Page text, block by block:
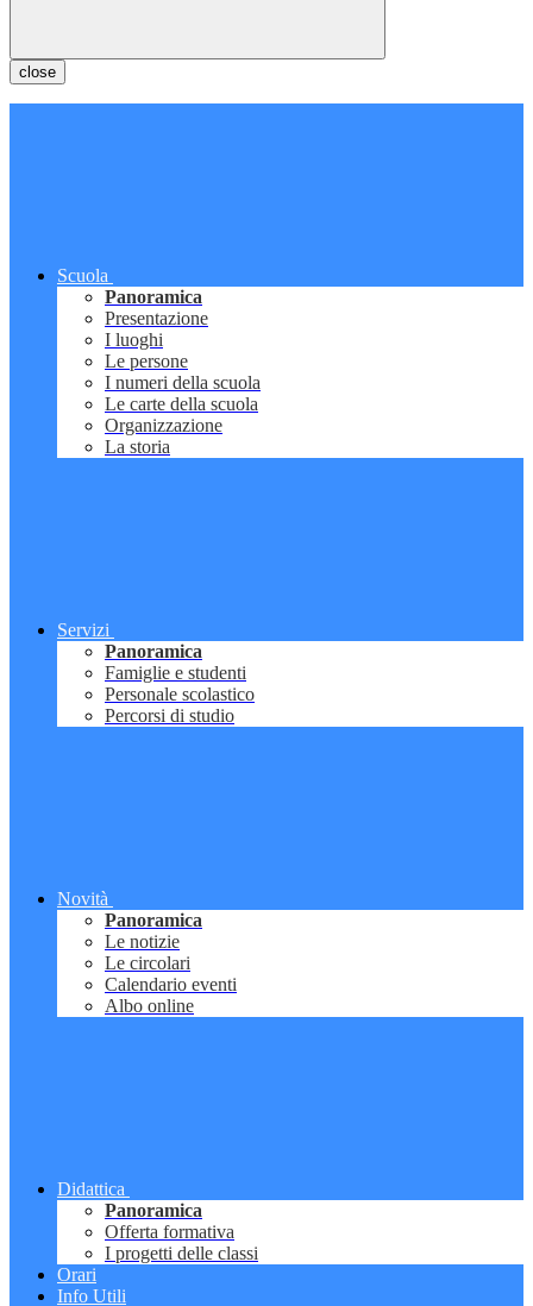
close
Scuola
Panoramica
Presentazione
I luoghi
Le persone
I numeri della scuola
Le carte della scuola
Organizzazione
La storia
Servizi
Panoramica
Famiglie e studenti
Personale scolastico
Percorsi di studio
Novità
Panoramica
Le notizie
Le circolari
Calendario eventi
Albo online
Didattica
Panoramica
Offerta formativa
I progetti delle classi
Orari
Info Utili